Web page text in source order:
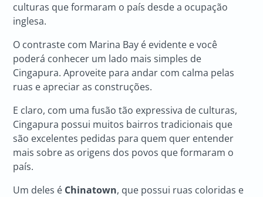
culturas que formaram o país desde a ocupação
inglesa.
O contraste com Marina Bay é evidente e você
poderá conhecer um lado mais simples de
Cingapura. Aproveite para andar com calma pelas
ruas e apreciar as construções.
E claro, com uma fusão tão expressiva de culturas,
Cingapura possui muitos bairros tradicionais que
são excelentes pedidas para quem quer entender
mais sobre as origens dos povos que formaram o
país.
Um deles é Chinatown, que possui ruas coloridas e